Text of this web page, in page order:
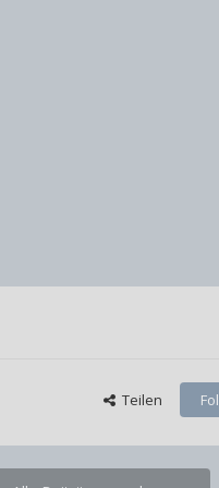
Teilen